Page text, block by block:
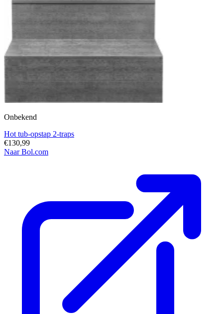
Onbekend
Hot tub-opstap 2-traps
€130,99
Naar Bol.com